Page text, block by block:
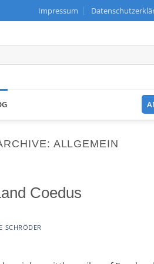
Impressum
ALLGEMEIN
Coedus
SCHRÖDER